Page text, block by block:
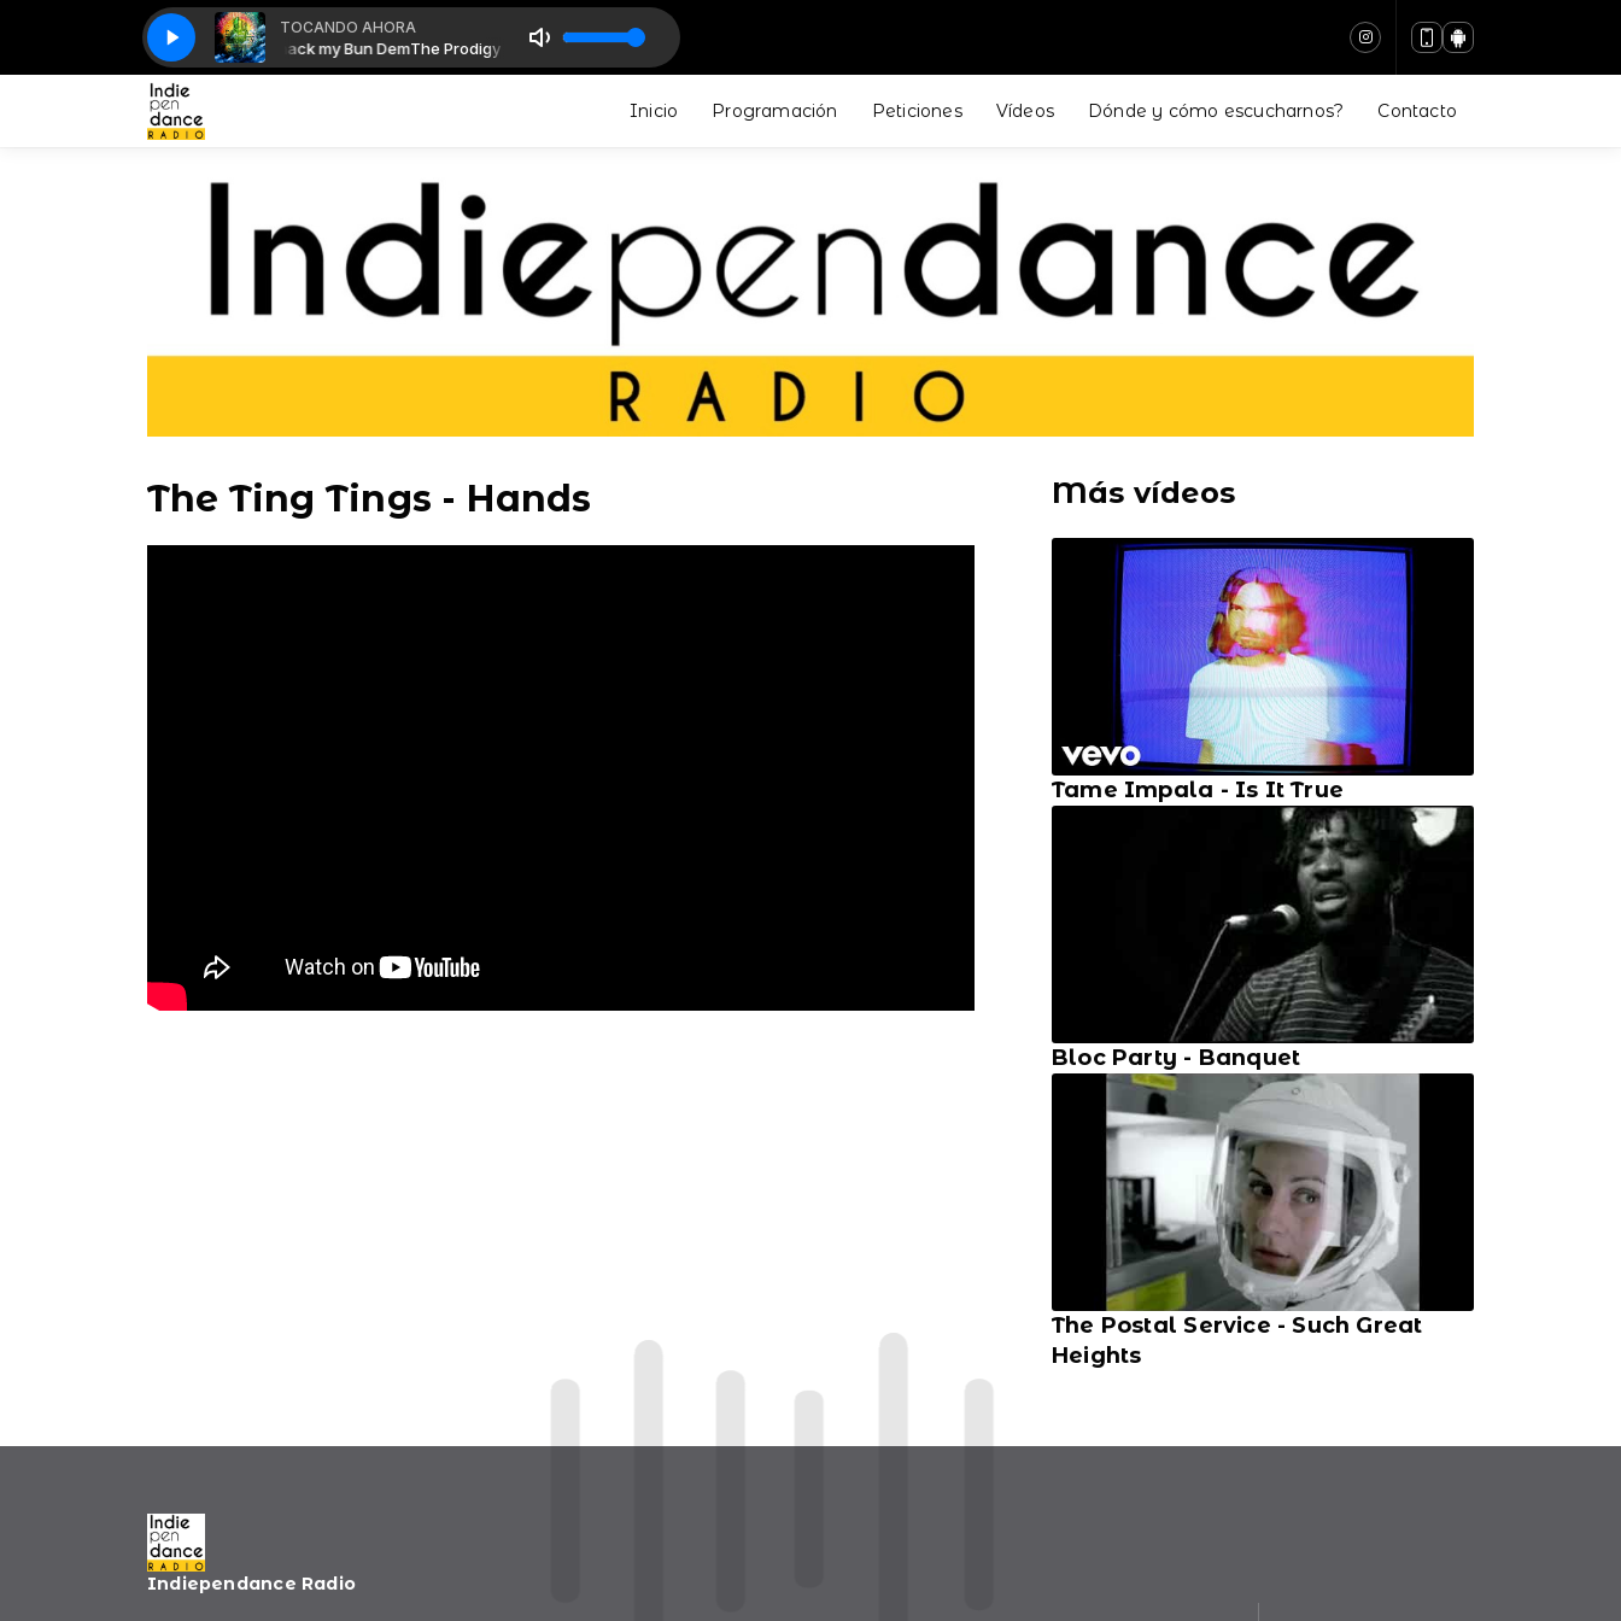
TOCANDO AHORA
vs Skrillex & Damian Marley - Smack my Bun DemThe Prodigy vs Skrillex & Damian Marley - Smack my Bun Dem
Morning Glory con Indie - Brit - PopMorning Glory con Indie - Brit - Pop
Inicio Programación Peticiones Vídeos Dónde y cómo escucharnos? Contacto
The Ting Tings - Hands Más vídeos
Tame Impala - Is It True
Bloc Party - Banquet
The Postal Service - Such Great
Heights
Indiependance Radio